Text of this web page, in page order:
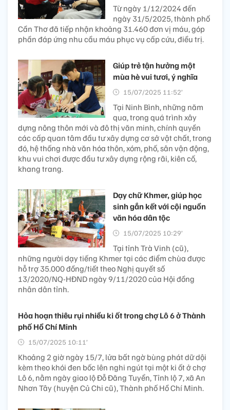
Từ ngày 1/12/2024 đến
ngày 31/5/2025, thành phố
Cần Thơ đã tiếp nhận khoảng 31.460 đơn vị máu, góp
phần đáp ứng nhu cầu máu phục vụ cấp cứu, điều trị.
Giúp trẻ tận hưởng một
mùa hè vui tươi, ý nghĩa
15/07/2025 11:52’
Tại Ninh Bình, những năm
qua, trong quá trình xây
dựng nông thôn mới và đô thị văn minh, chính quyền
các cấp quan tâm đầu tư xây dựng cơ sở vật chất, trong
đó, hệ thống nhà văn hóa thôn, xóm, phố, sân vận động,
khu vui chơi được đầu tư xây dựng rộng rãi, kiên cố,
khang trang.
Dạy chữ Khmer, giúp học
sinh gắn kết với cội nguồn
văn hóa dân tộc
15/07/2025 10:29’
Tại tỉnh Trà Vinh (cũ),
những người dạy tiếng Khmer tại các điểm chùa được
hỗ trợ 35.000 đồng/tiết theo Nghị quyết số
13/2020/NQ-HĐND ngày 9/11/2020 của Hội đồng
nhân dân tỉnh.
Hỏa hoạn thiêu rụi nhiều ki ốt trong chợ Lô 6 ở Thành
phố Hồ Chí Minh
15/07/2025 10:11’
Khoảng 2 giờ ngày 15/7, lửa bất ngờ bùng phát dữ dội
kèm theo khói đen bốc lên nghi ngút tại một ki ốt ở chợ
Lô 6, nằm ngày giao lộ Đỗ Đăng Tuyển, Tỉnh lộ 7, xã An
Nhơn Tây (huyện Củ Chi cũ), Thành phố Hồ Chí Minh.